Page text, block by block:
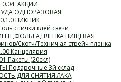
0.04. АКЦИИ
ОДНОРАЗОВАЯ
0.1.0 ПИКНИК
спички клей свечи
ПИЩЕВАЯ
Скотч/Технич-ая стрейч пленка
Канцелярия
Пакеты (20скл)
Подарочные 3й склад
ДЛЯ СНЯТИЯ ЛАКА